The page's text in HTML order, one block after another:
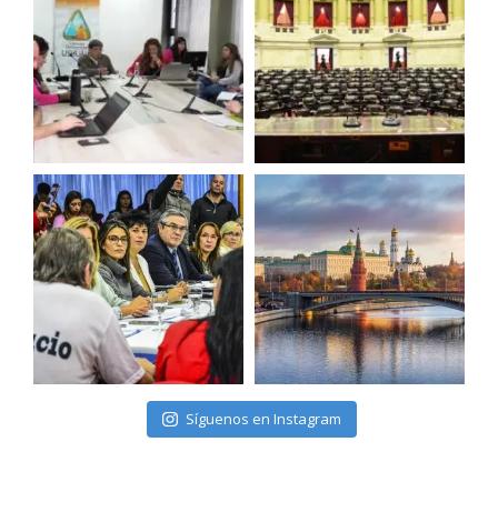
Síguenos en Instagram